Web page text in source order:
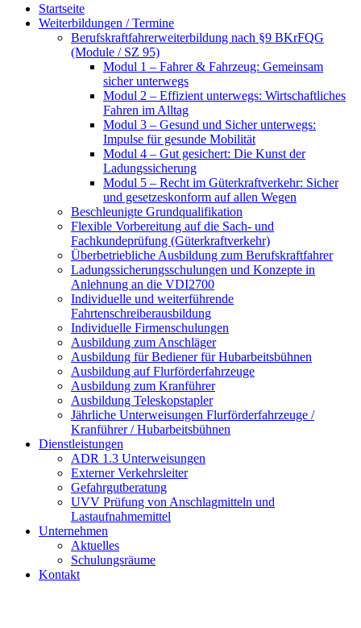
Startseite
Weiterbildungen / Termine
Berufskraftfahrer­weiterbildung nach §9 BKrFQG
(Module / SZ 95)
Modul 1 – Fahrer & Fahrzeug: Gemeinsam
sicher unterwegs
Modul 2 – Effizient unterwegs: Wirtschaftliches
Fahren im Alltag
Modul 3 – Gesund und Sicher unterwegs:
Impulse für gesunde Mobilität
Modul 4 – Gut gesichert: Die Kunst der
Ladungssicherung
Modul 5 – Recht im Güterkraftverkehr: Sicher
und gesetzeskonform auf allen Wegen
Beschleunigte Grundqualifikation
Flexible Vorbereitung auf die Sach- und
Fachkundeprüfung (Güterkraftverkehr)
Überbetriebliche Ausbildung zum Berufskraftfahrer
Ladungssicherungsschulungen und Konzepte in
Anlehnung an die VDI2700
Individuelle und weiterführende
Fahrtenschreiberausbildung
Individuelle Firmenschulungen
Ausbildung zum Anschläger
Ausbildung für Bediener für Hubarbeitsbühnen
Ausbildung auf Flurförderfahrzeuge
Ausbildung zum Kranführer
Ausbildung Teleskopstapler
Jährliche Unterweisungen Flurförderfahrzeuge /
Kranführer / Hubarbeitsbühnen
Dienstleistungen
ADR 1.3 Unterweisungen
Externer Verkehrsleiter
Gefahrgutberatung
UVV Prüfung von Anschlagmitteln und
Lastaufnahmemittel
Unternehmen
Aktuelles
Schulungsräume
Kontakt